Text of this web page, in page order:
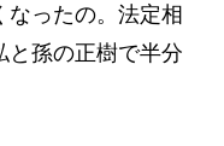
なったの。法定相
と孫の正樹で半分